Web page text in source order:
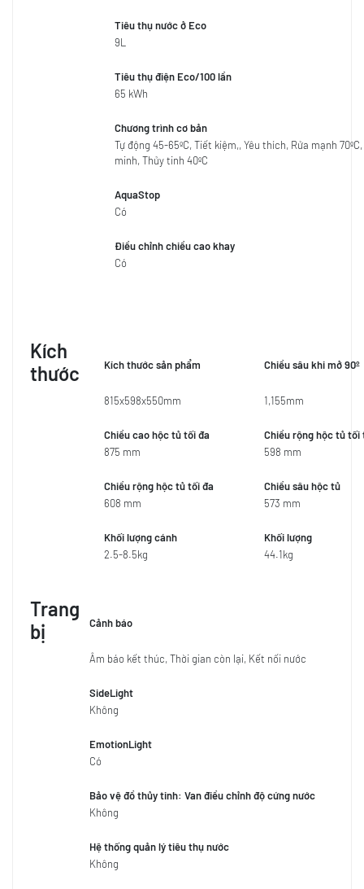
Tiêu thụ nước ở Eco
9L
Tiêu thụ điện Eco/100 lần
65 kWh
Chương trình cơ bản
Tự động 45-65ºC, Tiết kiệm,, Yêu thích, Rửa mạnh
minh, Thủy tinh 40ºC
AquaStop
Có
Điều chỉnh chiều cao khay
Có
Kích
thước
Kích thước sản phẩm Chiều sâu khi mở 90º
815x598x550mm 1,155mm
Chiều cao hộc tủ tối đa
Chiều rộng hộc tủ tối
875 mm
598 mm
Chiều rộng hộc tủ tối đa
Chiều sâu hộc tủ
608 mm
573 mm
Khối lượng cánh
Khối lượng
2.5-8.5kg
44.1kg
Trang
bị
Cảnh báo
Âm báo kết thúc, Thời gian còn lại, Kết nối nước
SideLight
Không
EmotionLight
Có
Bảo vệ đồ thủy tinh: Van điều chỉnh độ cứng nước
Không
Hệ thống quản lý tiêu thụ nước
Không